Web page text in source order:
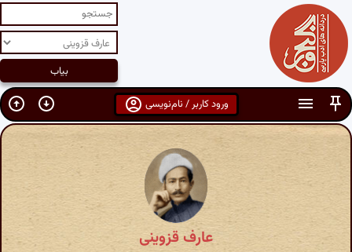
ورود کاربر / نام‌نویسی
عارف قزوینی